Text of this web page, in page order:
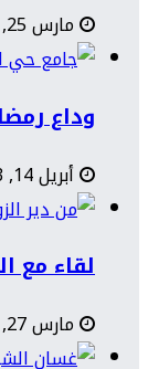
مارس 25, 2024
وداع
أبريل 14, 2023
لقاء مع
مارس 27, 2023